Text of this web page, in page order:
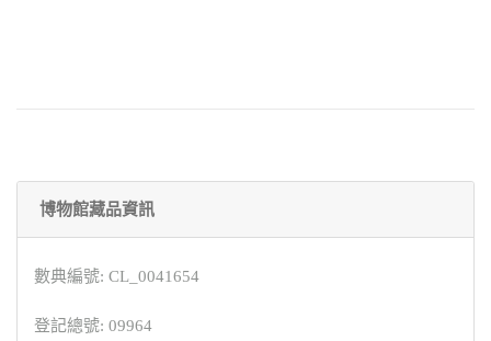
博物館藏品資訊
數典編號: CL_0041654
登記總號: 09964